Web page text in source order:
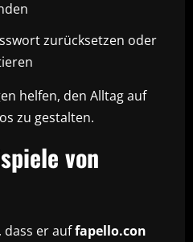
zurücksetzen oder
helfen, den Alltag auf
zu gestalten.
von
dass er auffapello.con